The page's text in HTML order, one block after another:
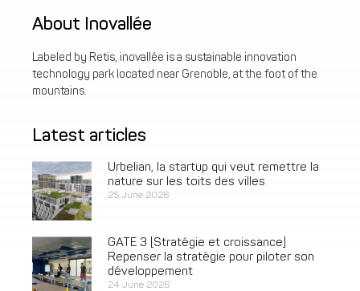
About Inovallée
Labeled by Retis, inovallée is a sustainable innovation
technology park located near Grenoble, at the foot of the
mountains.
Latest articles
Urbelian, la startup qui veut remettre la
nature sur les toits des villes
25 June 2026
GATE 3 [Stratégie et croissance]
Repenser la stratégie pour piloter son
développement
24 June 2026